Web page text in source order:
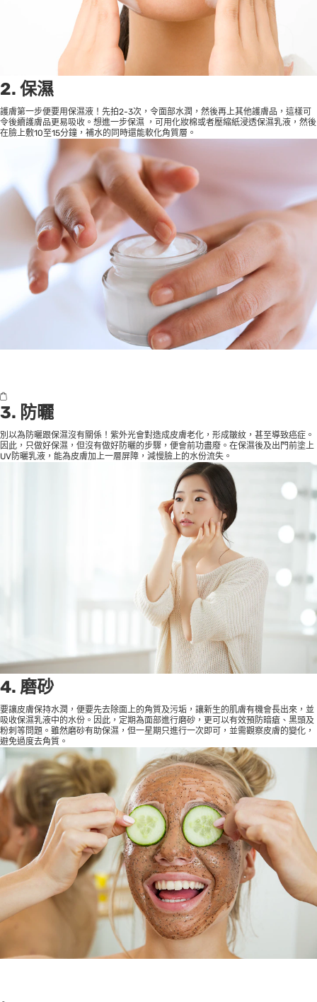
2. 保濕
護膚第一步便要用保濕液！先拍2-3次，令面部水潤，然後再上其他護膚品，這樣可
令後續護膚品更易吸收。想進一步保濕 ，可用化妝棉或者壓縮紙浸透保濕乳液，然後
在臉上敷10至15分鐘，補水的同時還能軟化角質層。
3. 防曬
別以為防曬跟保濕沒有關係！紫外光會對造成皮膚老化，形成皺紋，甚至導致癌症。
因此，只做好保濕，但沒有做好防曬的步驟，便會前功盡廢。在保濕後及出門前塗上
UV防曬乳液，能為皮膚加上一層屏障，減慢臉上的水份流失。
4. 磨砂
要讓皮膚保持水潤，便要先去除面上的角質及污垢，讓新生的肌膚有機會長出來，並
吸收保濕乳液中的水份。因此，定期為面部進行磨砂，更可以有效預防暗瘡、黑頭及
粉刺等問題。雖然磨砂有助保濕，但一星期只進行一次即可，並需觀察皮膚的變化，
避免過度去角質。